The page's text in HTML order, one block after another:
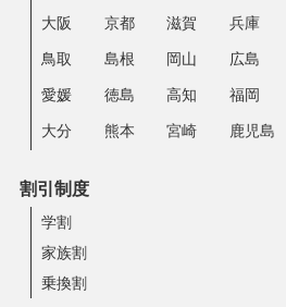
大阪 京都 滋賀 兵庫
鳥取 島根 岡山 広島
愛媛 徳島 高知 福岡
大分 熊本 宮崎 鹿児島
割引制度
学割
家族割
乗換割